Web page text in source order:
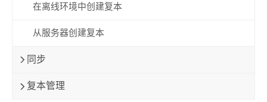
在离线环境中创建复本
从服务器创建复本
同步
复本管理